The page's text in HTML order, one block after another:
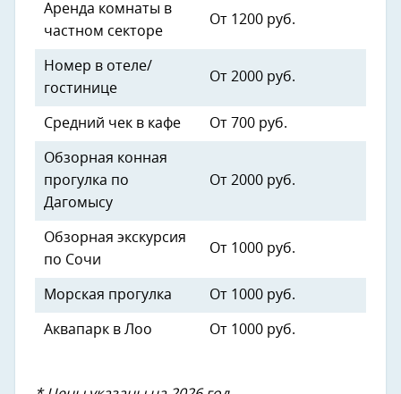
Аренда комнаты в
частном секторе
От 1200 руб.
Номер в отеле/
гостинице
От 2000 руб.
Средний чек в кафе От 700 руб.
Обзорная конная
прогулка по
Дагомысу
От 2000 руб.
Обзорная экскурсия
по Сочи
От 1000 руб.
Морская прогулка От 1000 руб.
Аквапарк в Лоо От 1000 руб.